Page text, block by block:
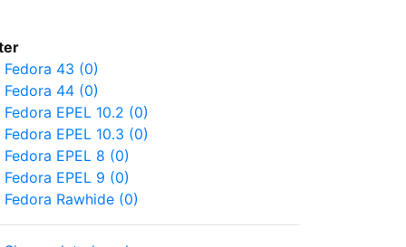
Fedora 43 (0)
Fedora 44 (0)
Fedora EPEL 10.2 (0)
Fedora EPEL 10.3 (0)
Fedora EPEL 8 (0)
Fedora EPEL 9 (0)
Fedora Rawhide (0)